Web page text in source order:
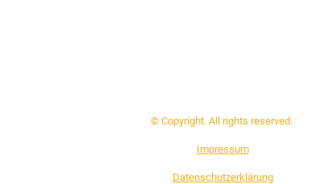
© Copyright. All rights reserved.
Impressum
Datenschutzerklärung